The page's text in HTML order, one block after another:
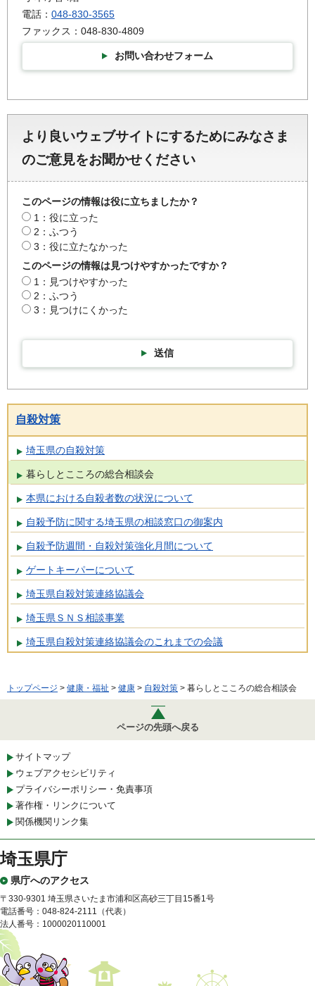
電話： 048-830-3565
ファックス：048-830-4809
お問い合わせフォーム
より良いウェブサイトにするためにみなさま
のご意見をお聞かせください
このページの情報は役に立ちましたか？
1：役に立った
2：ふつう
3：役に立たなかった
このページの情報は見つけやすかったですか？
1：見つけやすかった
2：ふつう
3：見つけにくかった
送信
自殺対策
埼玉県の自殺対策
暮らしとこころの総合相談会
本県における自殺者数の状況について
自殺予防に関する埼玉県の相談窓口の御案内
自殺予防週間・自殺対策強化月間について
ゲートキーパーについて
埼玉県自殺対策連絡協議会
埼玉県ＳＮＳ相談事業
埼玉県自殺対策連絡協議会のこれまでの会議
トップページ > 健康・福祉 > 健康 > 自殺対策 > 暮らしとこころの総合相談会
ページの先頭へ戻る
サイトマップ
ウェブアクセシビリティ
プライバシーポリシー・免責事項
著作権・リンクについて
関係機関リンク集
埼玉県庁
県庁へのアクセス
〒330-9301 埼玉県さいたま市浦和区高砂三丁目15番1号
電話番号：048-824-2111（代表）
法人番号：1000020110001